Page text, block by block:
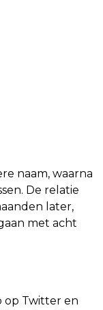
naam, waarna
De relatie
later,
met acht
op Twitter en